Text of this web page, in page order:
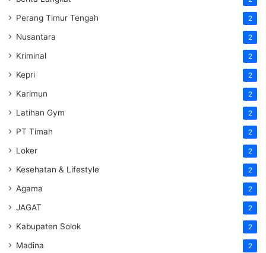
Perang Timur Tengah 2
Nusantara 2
Kriminal 2
Kepri 2
Karimun 2
Latihan Gym 2
PT Timah 2
Loker 2
Kesehatan & Lifestyle 2
Agama 2
JAGAT 2
Kabupaten Solok 2
Madina 2